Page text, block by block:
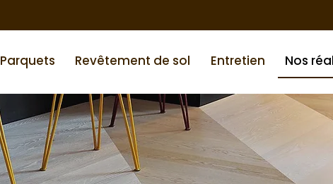
Parquets Revêtement de sol Entretien Nos